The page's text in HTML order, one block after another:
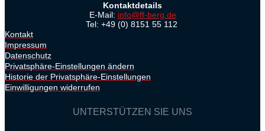
Kontaktdetails
E-Mail: info@ff-berg.de
Tel: +49 (0) 8151 55 112
Kontakt
Impressum
Datenschutz
Privatsphäre-Einstellungen ändern
Historie der Privatsphäre-Einstellungen
Einwilligungen widerrufen
UNTERSTÜTZEN SIE UNS